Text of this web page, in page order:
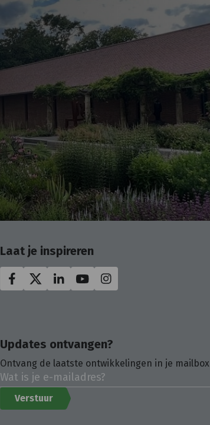
Laat je inspireren
Updates ontvangen?
Ontvang de laatste ontwikkelingen in je mailbox
Verstuur